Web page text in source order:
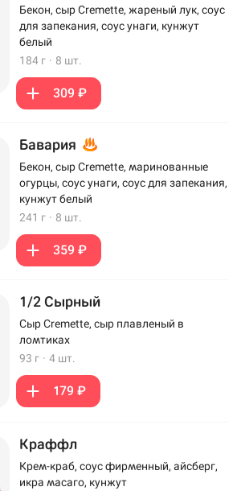
Бекон, сыр Cremette, жареный лук, соус
для запекания, соус унаги, кунжут
белый
184 г · 8 шт.
309 ₽
Бавария
Бекон, сыр Cremette, маринованные
огурцы, соус унаги, соус для запекания,
кунжут белый
241 г · 8 шт.
359 ₽
1/2 Сырный
Сыр Cremette, сыр плавленый в
ломтиках
93 г · 4 шт.
179 ₽
Краффл
Крем-краб, соус фирменный, айсберг,
икра масаго, кунжут